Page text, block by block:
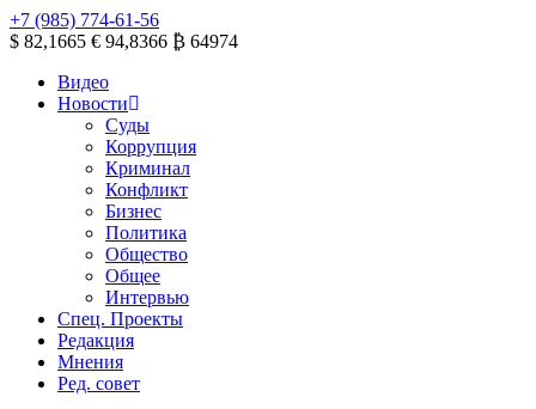
+7 (985) 774-61-56
$ 82,1665 € 94,8366 ₿ 64974
Видео
Новости
Суды
Коррупция
Криминал
Конфликт
Бизнес
Политика
Общество
Общее
Интервью
Спец. Проекты
Редакция
Мнения
Ред. совет